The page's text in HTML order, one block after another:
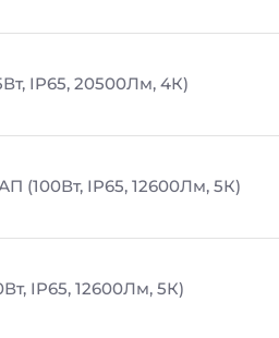
IP65, 20500Лм, 4К)
(100Вт, IP65, 12600Лм, 5К)
IP65, 12600Лм, 5К)